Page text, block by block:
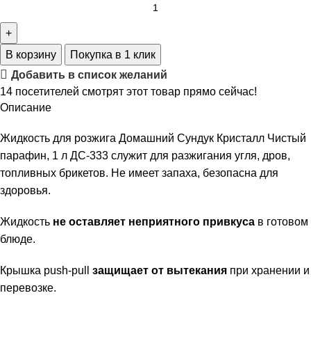
В корзину
Покупка в 1 клик
Добавить в список желаний
14 посетителей смотрят этот товар прямо сейчас!
Описание
Жидкость для розжига Домашний Сундук Кристалл Чистый
парафин, 1 л ДС-333 служит для разжигания угля, дров,
топливных брикетов. Не имеет запаха, безопасна для
здоровья.
Жидкость не оставляет неприятного привкуса в готовом
блюде.
Крышка push-pull защищает от вытекания при хранении и
перевозке.